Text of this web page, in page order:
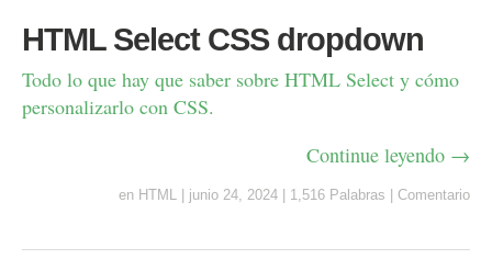
HTML Select CSS dropdown
Todo lo que hay que saber sobre HTML Select y cómo
personalizarlo con CSS.
Continue leyendo →
en HTML junio 24, 2024 1,516 Palabras Comentario